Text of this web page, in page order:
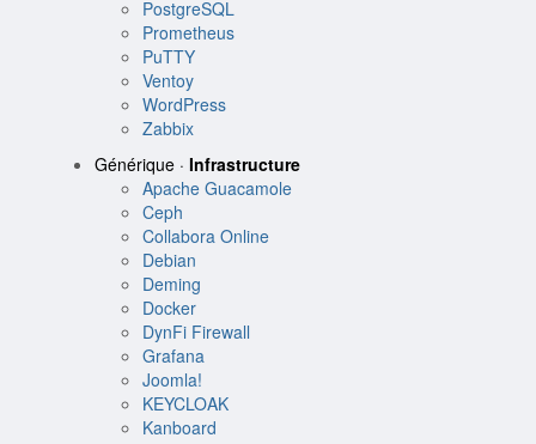
PostgreSQL
Prometheus
PuTTY
Ventoy
WordPress
Zabbix
Générique ·Infrastructure
Apache Guacamole
Ceph
Collabora Online
Debian
Deming
Docker
DynFi Firewall
Grafana
Joomla!
KEYCLOAK
Kanboard